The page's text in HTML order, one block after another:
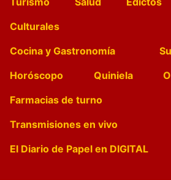
Culturales
Cocina y Gastronomía
Horóscopo
Quiniela
Farmacias de turno
Transmisiones en vivo
El Diario de Papel en DIGITAL